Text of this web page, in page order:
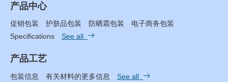
产品中心
促销包装 护肤品包装 防晒霜包装
电子商务包装
Specifications
See all 
产品工艺
包装信息 有关材料的更多信息 See all 